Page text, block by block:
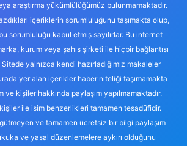
araştırma yükümlülüğümüz bulunmamaktadır.
içeriklerin sorumluluğunu taşımakta olup,
sorumluluğu kabul etmiş sayılırlar. Bu internet
kurum veya şahıs şirketi ile hiçbir bağlantısı
yalnızca kendi hazırladığımız makaleler
yer alan içerikler haber niteliği taşımamakta
ve kişiler hakkında paylaşım yapılmamaktadır.
ile isim benzerlikleri tamamen tesadüfidir.
ve tamamen ücretsiz bir bilgi paylaşım
ve yasal düzenlemelere aykırı olduğunu